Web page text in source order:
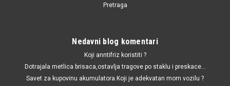
Pretraga
Nedavni blog komentari
Koji anntifriz koristiti ?
Dotrajala metlica brisaca,ostavlja tragove po staklu i preskace...
Savet za kupovinu akumulatora.Koji je adekvatan mom vozilu ?